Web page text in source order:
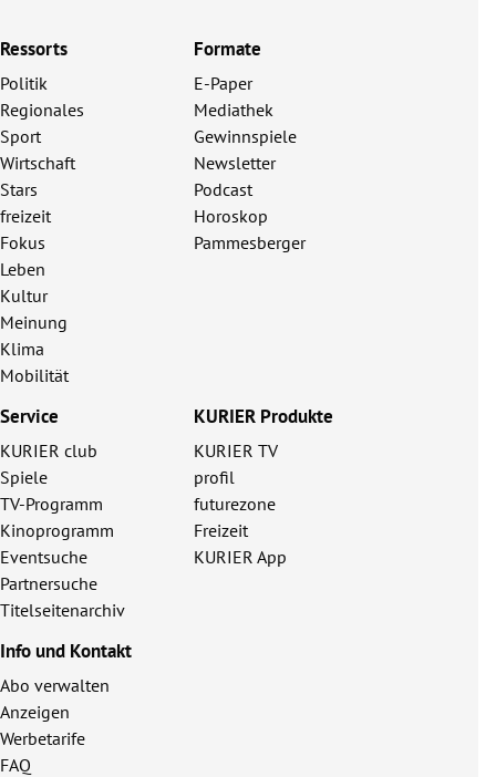
Ressorts
Politik
Regionales
Sport
Wirtschaft
Stars
freizeit
Fokus
Leben
Kultur
Meinung
Klima
Mobilität
Formate
E-Paper
Mediathek
Gewinnspiele
Newsletter
Podcast
Horoskop
Pammesberger
Service
KURIER club
Spiele
TV-Programm
Kinoprogramm
Eventsuche
Partnersuche
Titelseitenarchiv
KURIER Produkte
KURIER TV
profil
futurezone
Freizeit
KURIER App
Info und Kontakt
Abo verwalten
Anzeigen
Werbetarife
FAQ